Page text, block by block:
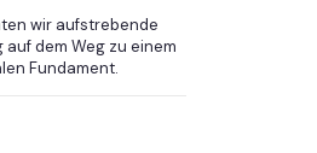
wir aufstrebende
auf dem Weg zu einem
Fundament.